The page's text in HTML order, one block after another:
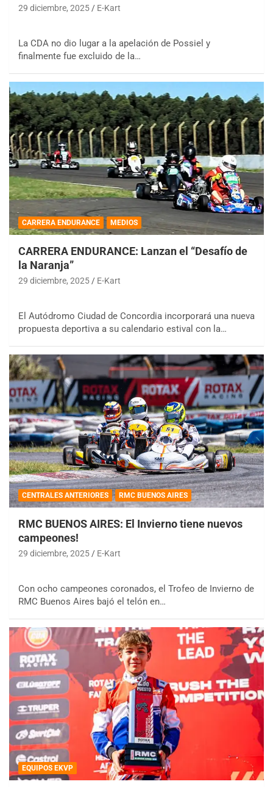
29 diciembre, 2025 E-Kart
La CDA no dio lugar a la apelación de Possiel y
finalmente fue excluido de la…
CARRERA ENDURANCE MEDIOS
CARRERA ENDURANCE: Lanzan el “Desafío de
la Naranja”
29 diciembre, 2025 E-Kart
El Autódromo Ciudad de Concordia incorporará una nueva
propuesta deportiva a su calendario estival con la…
CENTRALES ANTERIORES RMC BUENOS AIRES
RMC BUENOS AIRES: El Invierno tiene nuevos
campeones!
29 diciembre, 2025 E-Kart
Con ocho campeones coronados, el Trofeo de Invierno de
RMC Buenos Aires bajó el telón en…
EQUIPOS EKVP